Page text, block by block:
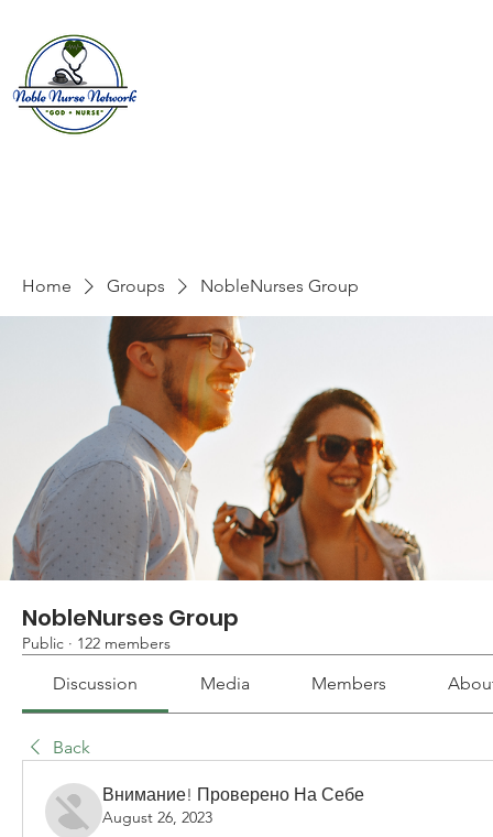
Home Groups NobleNurses Group
NobleNurses Group
Public · 122 members
Discussion Media Members
Back
Внимание! Проверено На Себе
August 26, 2023